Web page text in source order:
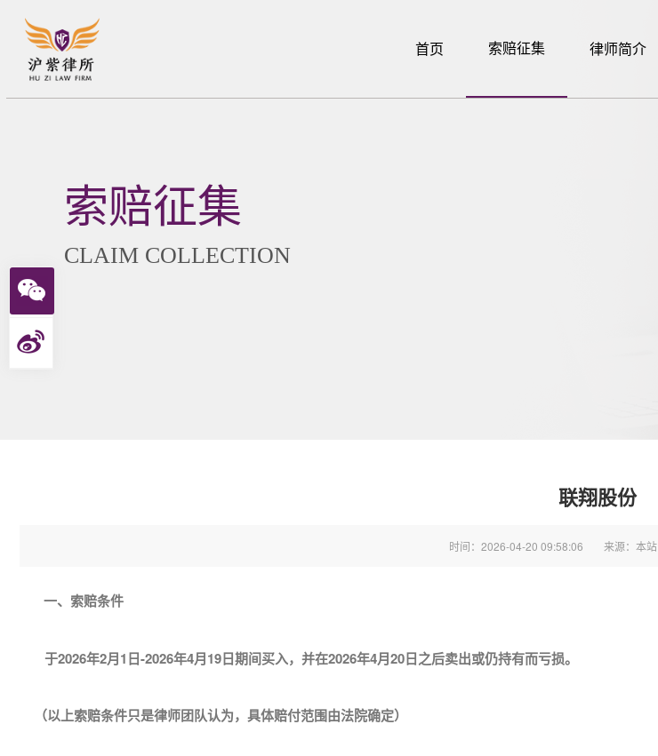
首页 索赔征集 律师简介
索赔征集
CLAIM COLLECTION
联翔股份
时间：2026-04-20 09:58:06 来源：本站
一、索赔条件
于2026年2月1日-2026年4月19日期间买入，并在2026年4月20日之后卖出或仍持有而亏损。
（以上索赔条件只是律师团队认为，具体赔付范围由法院确定）